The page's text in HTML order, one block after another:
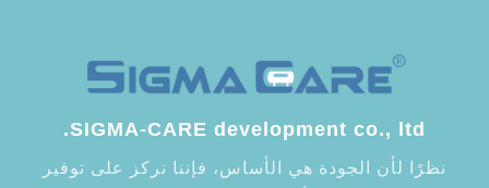
SIGMA-CARE development co., ltd.
نظرًا لأن الجودة هي الأساس، فإننا نركز على توفير